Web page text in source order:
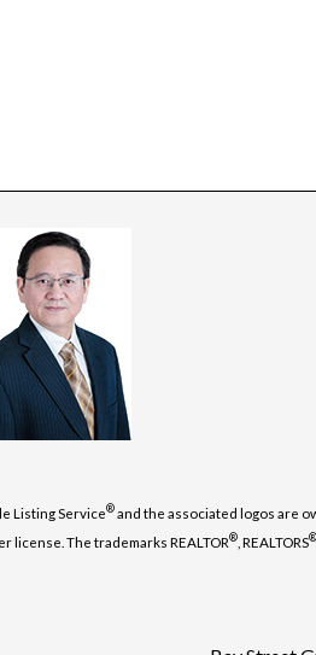
Listing Service®and the associated logos are
license. The trademarks REALTOR®, REALTORS®